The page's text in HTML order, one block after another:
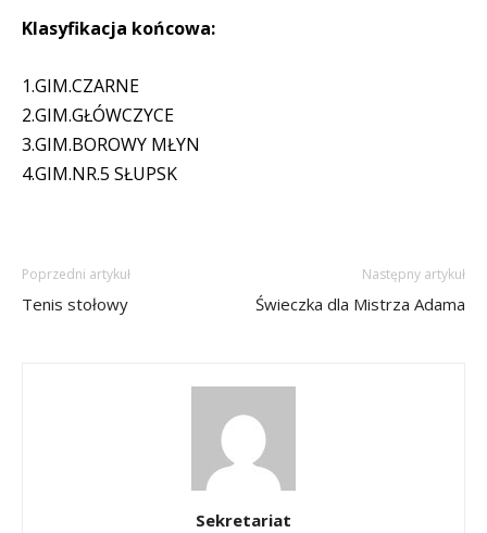
Klasyfikacja końcowa:
1.GIM.CZARNE
2.GIM.GŁÓWCZYCE
3.GIM.BOROWY MŁYN
4.GIM.NR.5 SŁUPSK
Poprzedni artykuł
Tenis stołowy
Następny artykuł
Świeczka dla Mistrza Adama
Sekretariat